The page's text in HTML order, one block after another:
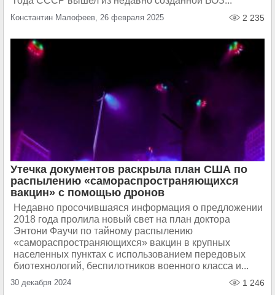
Константин Малофеев, 26 февраля 2025 2 235
Утечка документов раскрыла план США по
распылению «самораспространяющихся
вакцин» с помощью дронов
Недавно просочившаяся информация о предложении
2018 года пролила новый свет на план доктора
Энтони Фаучи по тайному распылению
«самораспространяющихся» вакцин в крупных
населенных пунктах с использованием передовых
биотехнологий, беспилотников военного класса и...
30 декабря 2024 1 246